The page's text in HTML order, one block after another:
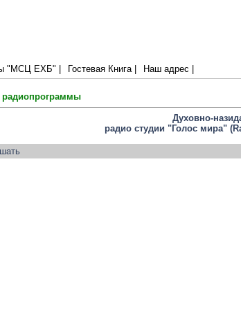
"МСЦ ЕХБ" | Гостевая Книга | Наш адрес |
радиопрограммы
Духовно-
радио студии "Голос мира"